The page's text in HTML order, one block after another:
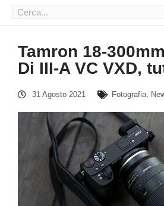
Tamron 18-
Di III-A VC VXD,
31 Agosto 2021 Fotografia,